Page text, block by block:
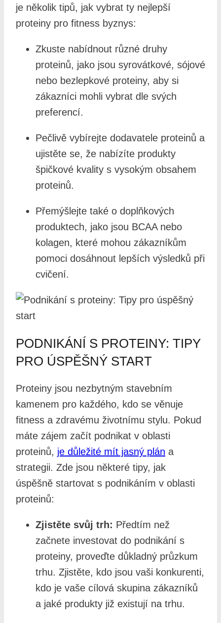
je několik tipů, jak vybrat ty nejlepší
proteiny pro fitness byznys:
Zkuste nabídnout různé druhy
proteinů, jako jsou syrovátkové, sójové
nebo bezlepkové proteiny, aby si
zákazníci mohli vybrat dle svých
preferencí.
Pečlivě vybírejte dodavatele proteinů a
ujistěte se, že nabízíte produkty
špičkové kvality s vysokým obsahem
proteinů.
Přemýšlejte také o doplňkových
produktech, jako jsou BCAA nebo
kolagen, které mohou zákazníkům
pomoci dosáhnout lepších výsledků při
cvičení.
PODNIKÁNÍ S PROTEINY: TIPY
PRO ÚSPĚŠNÝ START
Proteiny jsou nezbytným stavebním
kamenem pro každého, kdo se věnuje
fitness a zdravému životnímu stylu. Pokud
máte zájem začít podnikat v oblasti
proteinů, je důležité mít jasný plán a
strategii. Zde jsou některé tipy, jak
úspěšně startovat s podnikáním v oblasti
proteinů:
Zjistěte svůj trh: Předtím než
začnete investovat do podnikání s
proteiny, proveďte důkladný průzkum
trhu. Zjistěte, kdo jsou vaši konkurenti,
kdo je vaše cílová skupina zákazníků
a jaké produkty již existují na trhu.